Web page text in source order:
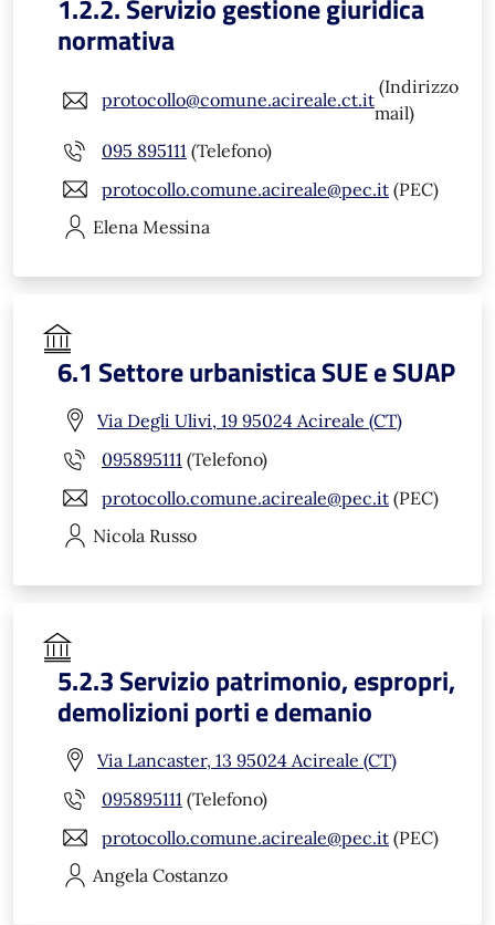
1.2.2. Servizio gestione giuridica
normativa
protocollo@comune.acireale.ct.it
(Indirizzo
mail)
095 895111 (Telefono)
protocollo.comune.acireale@pec.it (PEC)
Elena Messina
6.1 Settore urbanistica SUE e SUAP
Via Degli Ulivi, 19 95024 Acireale (CT)
095895111 (Telefono)
protocollo.comune.acireale@pec.it (PEC)
Nicola Russo
5.2.3 Servizio patrimonio, espropri,
demolizioni porti e demanio
Via Lancaster, 13 95024 Acireale (CT)
095895111 (Telefono)
protocollo.comune.acireale@pec.it (PEC)
Angela Costanzo